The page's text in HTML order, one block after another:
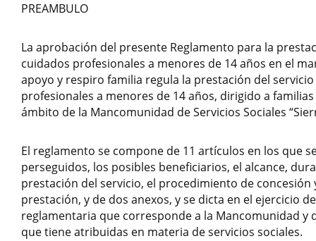
PREAMBULO
La aprobación del presente Reglamento para la
cuidados profesionales a menores de 14 años en el
apoyo y respiro familia regula la prestación del
profesionales a menores de 14 años, dirigido a
ámbito de la Mancomunidad de Servicios Sociales
El reglamento se compone de 11 artículos en los que
perseguidos, los posibles beneficiarios, el alcance,
prestación del servicio, el procedimiento de concesión
prestación, y de dos anexos, y se dicta en el ejercicio
reglamentaria que corresponde a la Mancomunidad y
que tiene atribuidas en materia de servicios sociales.